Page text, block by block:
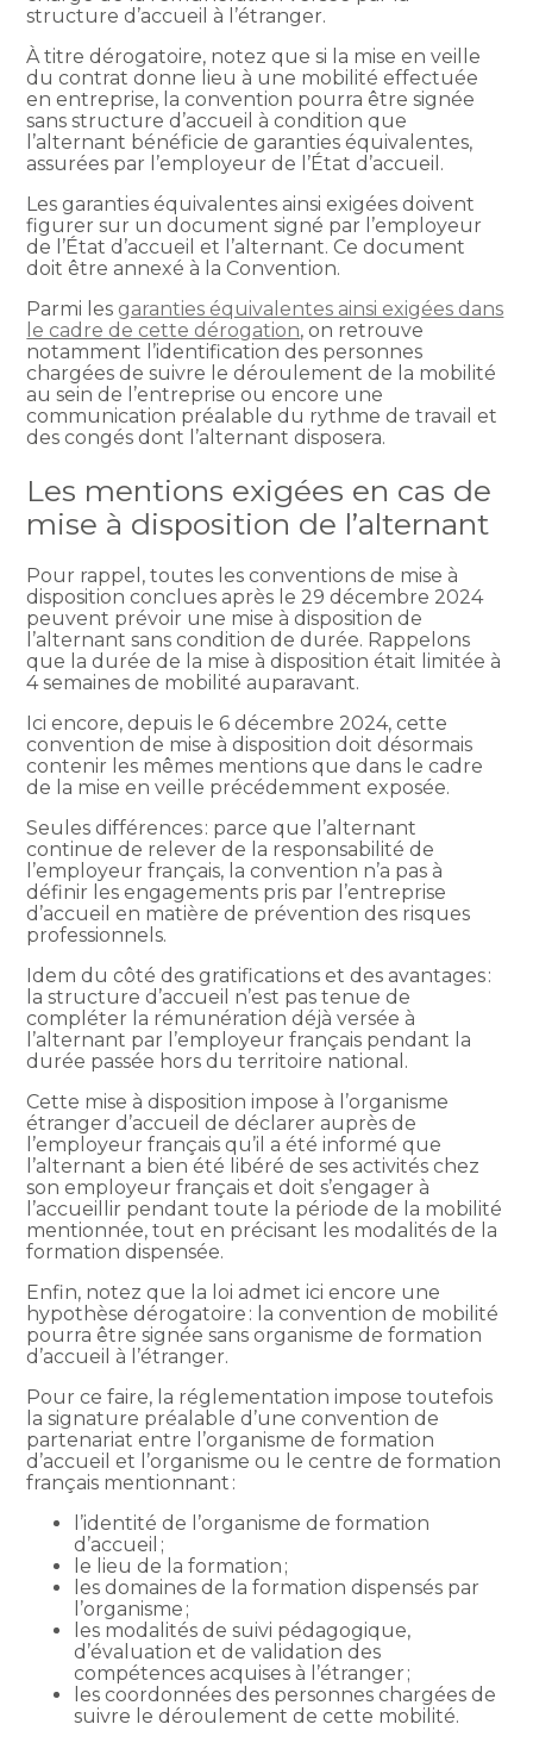
structure d’accueil à l’étranger.
À titre dérogatoire, notez que si la mise en veille
du contrat donne lieu à une mobilité effectuée
en entreprise, la convention pourra être signée
sans structure d’accueil à condition que
l’alternant bénéficie de garanties équivalentes,
assurées par l’employeur de l’État d’accueil.
Les garanties équivalentes ainsi exigées doivent
figurer sur un document signé par l’employeur
de l’État d’accueil et l’alternant. Ce document
doit être annexé à la Convention.
Parmi les garanties équivalentes ainsi exigées dans
le cadre de cette dérogation, on retrouve
notamment l’identification des personnes
chargées de suivre le déroulement de la mobilité
au sein de l’entreprise ou encore une
communication préalable du rythme de travail et
des congés dont l’alternant disposera.
Les mentions exigées en cas de
mise à disposition de l’alternant
Pour rappel, toutes les conventions de mise à
disposition conclues après le 29 décembre 2024
peuvent prévoir une mise à disposition de
l’alternant sans condition de durée. Rappelons
que la durée de la mise à disposition était limitée à
4 semaines de mobilité auparavant.
Ici encore, depuis le 6 décembre 2024, cette
convention de mise à disposition doit désormais
contenir les mêmes mentions que dans le cadre
de la mise en veille précédemment exposée.
Seules différences : parce que l’alternant
continue de relever de la responsabilité de
l’employeur français, la convention n’a pas à
définir les engagements pris par l’entreprise
d’accueil en matière de prévention des risques
professionnels.
Idem du côté des gratifications et des avantages :
la structure d’accueil n’est pas tenue de
compléter la rémunération déjà versée à
l’alternant par l’employeur français pendant la
durée passée hors du territoire national.
Cette mise à disposition impose à l’organisme
étranger d’accueil de déclarer auprès de
l’employeur français qu’il a été informé que
l’alternant a bien été libéré de ses activités chez
son employeur français et doit s’engager à
l’accueillir pendant toute la période de la mobilité
mentionnée, tout en précisant les modalités de la
formation dispensée.
Enfin, notez que la loi admet ici encore une
hypothèse dérogatoire : la convention de mobilité
pourra être signée sans organisme de formation
d’accueil à l’étranger.
Pour ce faire, la réglementation impose toutefois
la signature préalable d’une convention de
partenariat entre l’organisme de formation
d’accueil et l’organisme ou le centre de formation
français mentionnant :
l’identité de l’organisme de formation
d’accueil ;
le lieu de la formation ;
les domaines de la formation dispensés par
l’organisme ;
les modalités de suivi pédagogique,
d’évaluation et de validation des
compétences acquises à l’étranger ;
les coordonnées des personnes chargées de
suivre le déroulement de cette mobilité.